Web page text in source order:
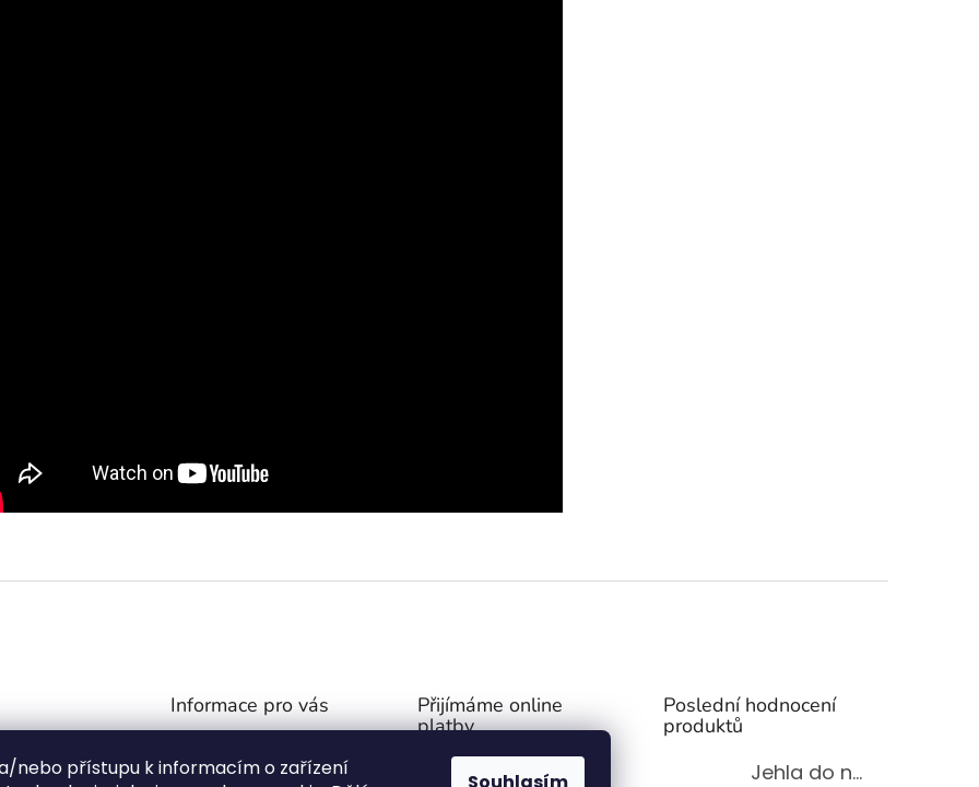
nebo přístupu k informacím o zařízení
Informace pro vás
Zásady ochrany soukromí
Přijímáme online
platby
Poslední hodnocení
produktů
Jehla do nádrže k nezávislému topení